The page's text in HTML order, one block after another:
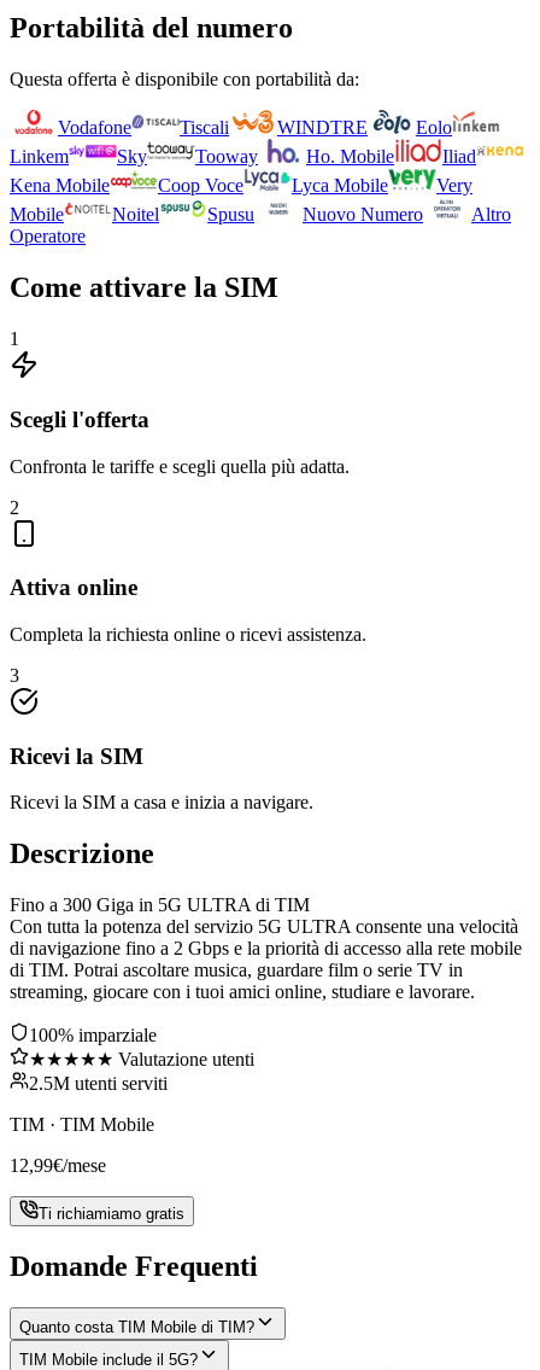
Portabilità del numero
Questa offerta è disponibile con portabilità da:
Vodafone Tiscali WINDTRE
Eolo
Linkem
Sky Tooway Ho. Mobile
Iliad
Kena Mobile
Coop Voce Lyca Mobile
Very
Mobile
Noitel Spusu Nuovo Numero
Altro
Operatore
Come attivare la SIM
1
Scegli l'offerta
Confronta le tariffe e scegli quella più adatta.
2
Attiva online
Completa la richiesta online o ricevi assistenza.
3
Ricevi la SIM
Ricevi la SIM a casa e inizia a navigare.
Descrizione
Fino a 300 Giga in 5G ULTRA di TIM
Con tutta la potenza del servizio 5G ULTRA consente una velocità
di navigazione fino a 2 Gbps e la priorità di accesso alla rete mobile
di TIM. Potrai ascoltare musica, guardare film o serie TV in
streaming, giocare con i tuoi amici online, studiare e lavorare.
100% imparziale
★★★★★ Valutazione utenti
2.5M utenti serviti
TIM · TIM Mobile
12,99€/mese
Ti richiamiamo gratis
Domande Frequenti
Quanto costa TIM Mobile di TIM?
TIM Mobile include il 5G?